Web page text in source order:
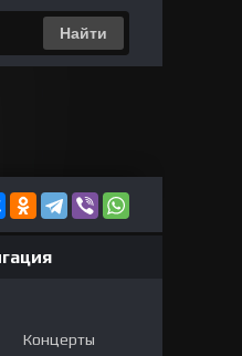
Найти
Концерты